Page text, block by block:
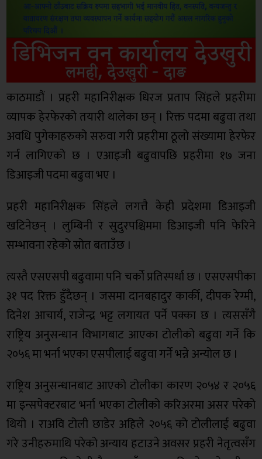
काठमाडौं । प्रहरी महानिरीक्षक धिरज प्रताप सिंहले प्रहरीमा
व्यापक हेरफेरको तयारी थालेका छन् । रिक्त पदमा बढुवा तथा
अवधि पुगेकाहरुको सरुवा गरी प्रहरीमा ठूलो संख्यामा हेरफेर
गर्न लागिएको छ । एआइजी बढुवापछि प्रहरीमा १७ जना
डिआइजी पदमा बढुवा भए ।
प्रहरी महानिरीक्षक सिंहले लगत्तै केही प्रदेशमा डिआइजी
खटिनेछन् । लुम्बिनी र सुदुरपश्चिममा डिआइजी पनि फेरिने
सम्भावना रहेको स्रोत बताउँछ ।
त्यस्तै एसएसपी बढुवामा पनि चर्काे प्रतिस्पर्धा छ । एसएसपीका
३१ पद रिक्त हुँदैछन् । जसमा दानबहादुर कार्की, दीपक रेग्मी,
दिनेश आचार्य, राजेन्द्र भट्ट लगायत पर्ने पक्का छ । त्यससँगै
राष्ट्रिय अनुसन्धान विभागबाट आएका टोलीको बढुवा गर्ने कि
२०५६ मा भर्ना भएका एसपीलाई बढुवा गर्ने भन्ने अन्योल छ ।
राष्ट्रिय अनुसन्धानबाट आएको टोलीका कारण २०५४ र २०५६
मा इन्सपेक्टरबाट भर्ना भएका टोलीको करिअरमा असर परेको
थियो । राअवि टोली छाडेर अहिले २०५६ को टोलीलाई बढुवा
गरे उनीहरुमाथि परेको अन्याय हटाउने अवसर प्रहरी नेतृत्वसँग